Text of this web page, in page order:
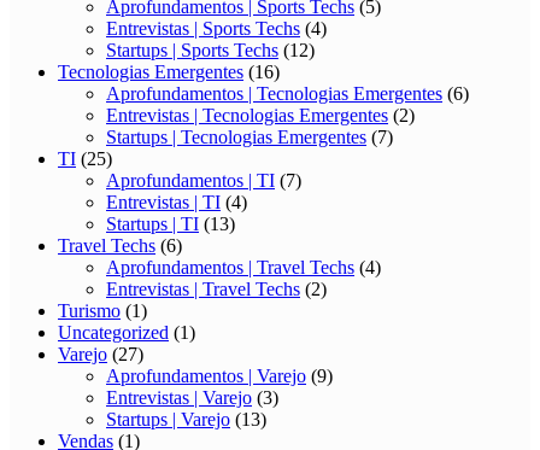
Aprofundamentos | Sports Techs (5)
Entrevistas | Sports Techs (4)
Startups | Sports Techs (12)
Tecnologias Emergentes (16)
Aprofundamentos | Tecnologias Emergentes (6)
Entrevistas | Tecnologias Emergentes (2)
Startups | Tecnologias Emergentes (7)
TI (25)
Aprofundamentos | TI (7)
Entrevistas | TI (4)
Startups | TI (13)
Travel Techs (6)
Aprofundamentos | Travel Techs (4)
Entrevistas | Travel Techs (2)
Turismo (1)
Uncategorized (1)
Varejo (27)
Aprofundamentos | Varejo (9)
Entrevistas | Varejo (3)
Startups | Varejo (13)
Vendas (1)